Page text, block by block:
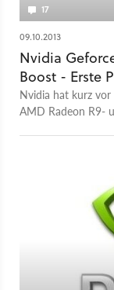
17
09.10.2013
Nvidia
Boost - Erste
Nvidia hat kurz
AMD Radeon R9-